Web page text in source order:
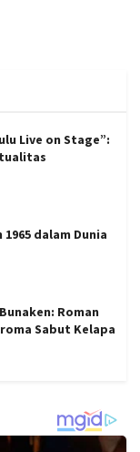
Live on Stage”:
dalam Dunia
Roman
Sabut Kelapa